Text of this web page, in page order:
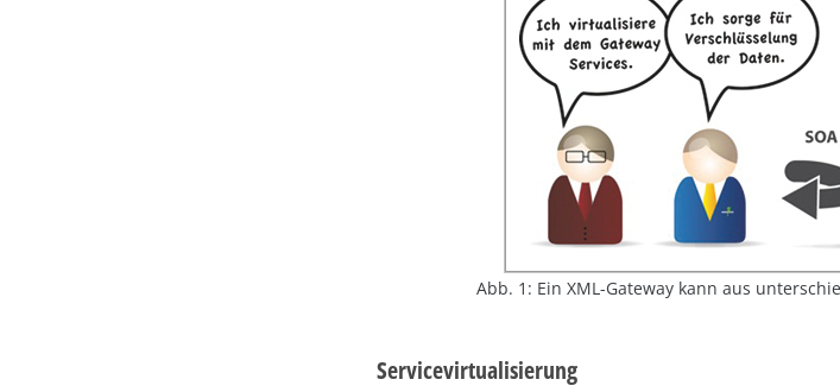
Abb. 1: Ein XML-Gateway kann aus
Servicevirtualisierung